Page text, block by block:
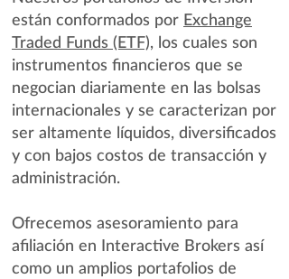
están conformados por Exchange
Traded Funds (ETF), los cuales son
instrumentos financieros que se
negocian diariamente en las bolsas
internacionales y se caracterizan por
ser altamente líquidos, diversificados
y con bajos costos de transacción y
administración.
Ofrecemos asesoramiento para
afiliación en Interactive Brokers así
como un amplios portafolios de